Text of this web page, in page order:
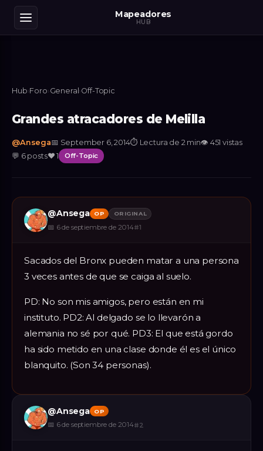
Mapeadores
HUB
Hub›Foro›General ›Off-Topic
Grandes atracadores de Melilla
@Ansega📅 September 6, 2014⏱ Lectura de 2 min👁 451 vistas
💬 6 posts❤️1 Off-Topic
@Ansega OP ORIGINAL
📅 6 de septiembre de 2014#1
Sacados del Bronx pueden matar a una persona
3 veces antes de que se caiga al suelo.
PD: No son mis amigos, pero están en mi
instituto. PD2: Al delgado se lo llevarón a
alemania no sé por qué. PD3: El que está gordo
ha sido metido en una clase donde él es el único
blanquito. (Son 34 personas).
@Ansega OP
📅 6 de septiembre de 2014#2